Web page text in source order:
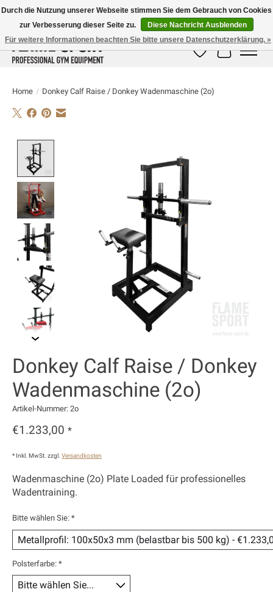
E-MAIL:info@flame-sport.deTEL.: +49 1525 9705 011
Wunschzettel
Ihr
Home / Donkey Calf Raise / Donkey Wadenmaschine (2o)
Donkey Calf Raise / Donkey
Wadenmaschine (2o)
Artikel-Nummer: 2o
€1.233,00 *
* Inkl. MwSt. zzgl. Versandkosten
Wadenmaschine (2o) Plate Loaded für professionelles
Wadentraining.
Bitte wählen Sie: *
Polsterfarbe: *
Durch die Nutzung unserer Webseite stimmen Sie dem Gebrauch von Cookies
zur Verbesserung dieser Seite zu.
Diese Nachricht Ausblenden
Für weitere Informationen beachten Sie bitte unsere Datenschutzerklärung. »